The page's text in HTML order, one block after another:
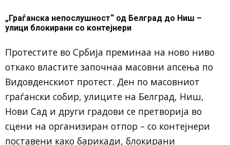
„Граѓанска непослушност“ од Белград до Ниш –
улици блокирани со контејнери
Протестите во Србија преминаа на ново ниво
откако властите започнаа масовни апсења по
Видовденскиот протест. Ден по масовниот
граѓански собир, улиците на Белград, Ниш,
Нови Сад и други градови се претворија во
сцени на организиран отпор – со контејнери
поставени како барикади, блокирани